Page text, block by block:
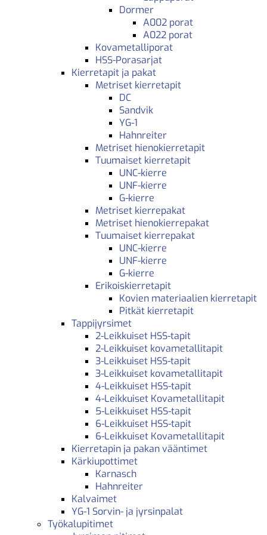
Dormer
A002 porat
A022 porat
Kovametalliporat
HSS-Porasarjat
Kierretapit ja pakat
Metriset kierretapit
DC
Sandvik
YG-1
Hahnreiter
Metriset hienokierretapit
Tuumaiset kierretapit
UNC-kierre
UNF-kierre
G-kierre
Metriset kierrepakat
Metriset hienokierrepakat
Tuumaiset kierrepakat
UNC-kierre
UNF-kierre
G-kierre
Erikoiskierretapit
Kovien materiaalien kierretapit
Pitkät kierretapit
Tappijyrsimet
2-Leikkuiset HSS-tapit
2-Leikkuiset kovametallitapit
3-Leikkuiset HSS-tapit
3-Leikkuiset kovametallitapit
4-Leikkuiset HSS-tapit
4-Leikkuiset Kovametallitapit
5-Leikkuiset HSS-tapit
6-Leikkuiset HSS-tapit
6-Leikkuiset Kovametallitapit
Kierretapin ja pakan vääntimet
Kärkiupottimet
Karnasch
Hahnreiter
Kalvaimet
YG-1 Sorvin- ja jyrsinpalat
Työkalupitimet